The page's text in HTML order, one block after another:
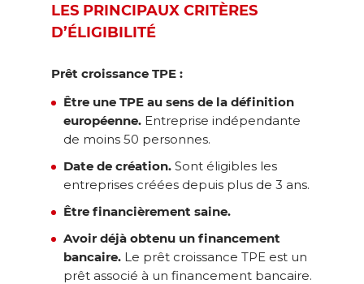
LES PRINCIPAUX CRITÈRES
D’ÉLIGIBILITÉ
Prêt croissance TPE :
Être une TPE au sens de la définition
européenne.Entreprise indépendante
de moins 50 personnes.
Date de création.Sont éligibles les
entreprises créées depuis plus de 3 ans.
Être financièrement saine.
Avoir déjà obtenu un financement
bancaire.Le prêt croissance TPE est un
prêt associé à un financement bancaire.